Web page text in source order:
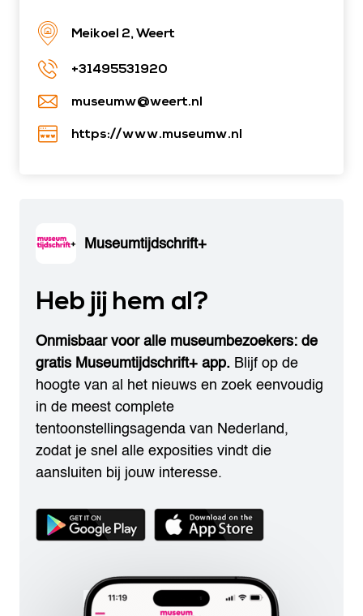
Meikoel 2, Weert
+31495531920
museumw@weert.nl
https://www.museumw.nl
Museumtijdschrift+
Heb jij hem al?
Onmisbaar voor alle museumbezoekers: de
gratis Museumtijdschrift+ app. Blijf op de
hoogte van al het nieuws en zoek eenvoudig
in de meest complete
tentoonstellingsagenda van Nederland,
zodat je snel alle exposities vindt die
aansluiten bij jouw interesse.